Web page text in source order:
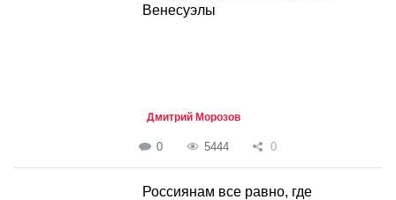
Венесуэлы
Дмитрий Морозов
0 5444 0
Россиянам все равно, где